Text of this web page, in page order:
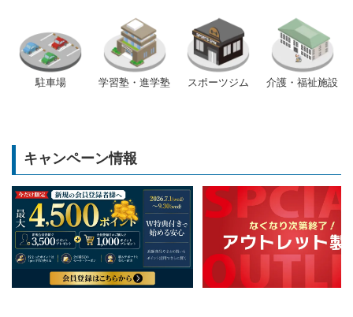
駐車場 学習塾・進学塾 スポーツジム 介護・福祉施設
キャンペーン情報